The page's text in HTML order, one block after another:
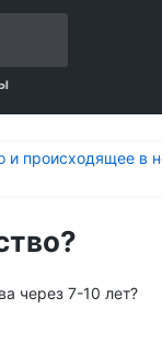
и происходящее в
через 7-10 лет?